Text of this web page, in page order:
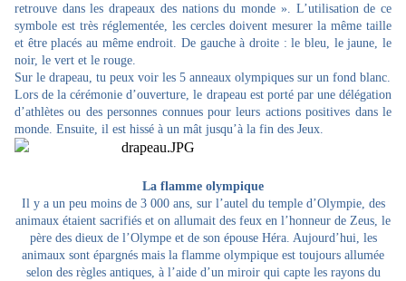
retrouve dans les drapeaux des nations du monde ». L’utilisation de ce
symbole est très réglementée, les cercles doivent mesurer la même taille
et être placés au même endroit. De gauche à droite : le bleu, le jaune, le
noir, le vert et le rouge.
Sur le drapeau, tu peux voir les 5 anneaux olympiques sur un fond blanc.
Lors de la cérémonie d’ouverture, le drapeau est porté par une délégation
d’athlètes ou des personnes connues pour leurs actions positives dans le
monde. Ensuite, il est hissé à un mât jusqu’à la fin des Jeux.
La flamme olympique
Il y a un peu moins de 3 000 ans, sur l’autel du temple d’Olympie, des
animaux étaient sacrifiés et on allumait des feux en l’honneur de Zeus, le
père des dieux de l’Olympe et de son épouse Héra. Aujourd’hui, les
animaux sont épargnés mais la flamme olympique est toujours allumée
selon des règles antiques, à l’aide d’un miroir qui capte les rayons du